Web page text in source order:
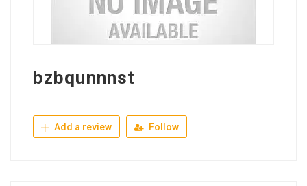
bzbqunnnst
Add a review Follow